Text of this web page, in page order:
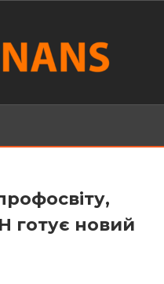
готує новий